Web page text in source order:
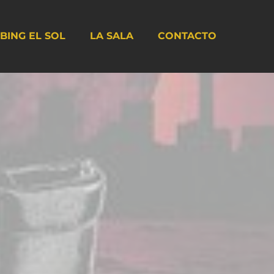
EL SOL LA SALA CONTACTO